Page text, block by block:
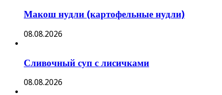
Макош нудли (картофельные нудли)
08.08.2026
Сливочный суп с лисичками
08.08.2026